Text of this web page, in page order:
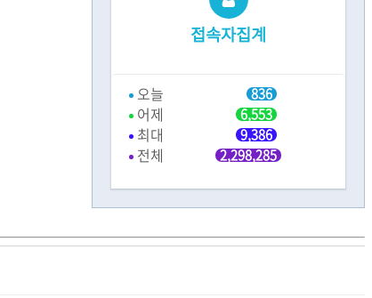
접속자집계
오늘 836
어제 6,553
최대 9,386
전체 2,298,285